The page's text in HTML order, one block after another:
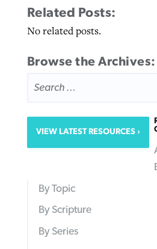
Related Posts:
No related posts.
Browse the Archives:
FOR:
VIEW LATEST RESOURCES
By Topic
By Scripture
By Series